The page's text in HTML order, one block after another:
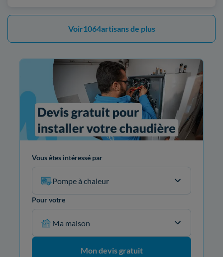
Voir1064artisans de plus
Vous êtes intéressé par
Pompe à chaleur
Pour votre
Ma maison
Mon devis gratuit